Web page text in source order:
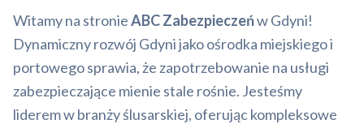
Witamy na stronieABC Zabezpieczeńw Gdyni!
Dynamiczny rozwój Gdyni jako ośrodka miejskiego i
portowego sprawia, że zapotrzebowanie na usługi
zabezpieczające mienie stale rośnie. Jesteśmy
liderem w branży ślusarskiej, oferując kompleksowe